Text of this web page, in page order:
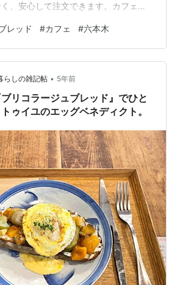
、安心して注文できます。カフェで
こんな感じ。 本日のコーヒーはどこ
プレッソはエチオピアでした。 スタ
木という場所柄か、外国語を話せて
ー。アップルのジーニアスバーみた
ジドッグとエッグベネディクトとク
レッド #カフェ #六本木
らしの雑記帖 • 5年前
リコラージュブレッド』でひと
ゥイユのエッグベネディクト。